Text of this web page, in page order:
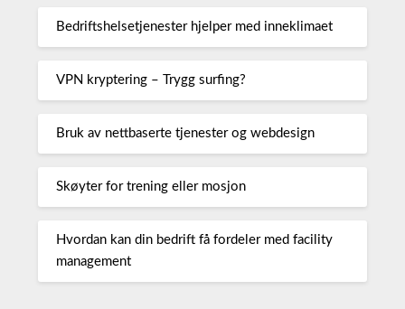
Bedriftshelsetjenester hjelper med inneklimaet
VPN kryptering – Trygg surfing?
Bruk av nettbaserte tjenester og webdesign
Skøyter for trening eller mosjon
Hvordan kan din bedrift få fordeler med facility
management